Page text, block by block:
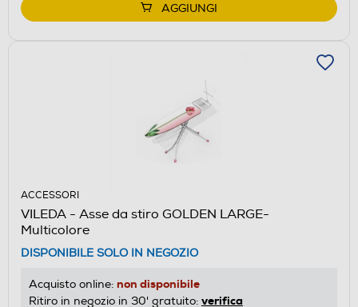
AGGIUNGI
ACCESSORI
VILEDA - Asse da stiro GOLDEN LARGE-
Multicolore
DISPONIBILE SOLO IN NEGOZIO
Acquisto online: non disponibile
Ritiro in negozio in 30' gratuito: verifica